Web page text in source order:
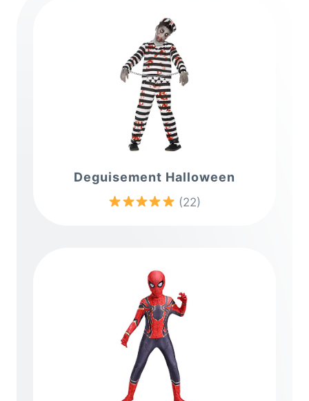
Deguisement Halloween
(22)